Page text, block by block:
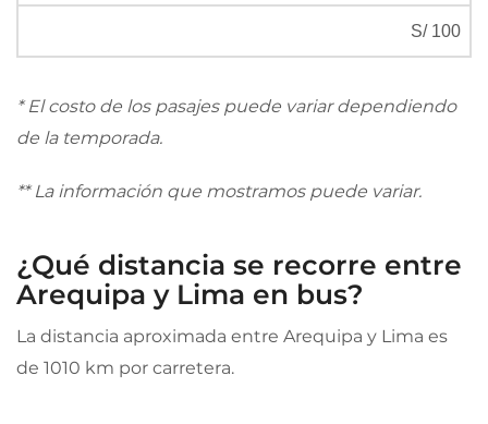
S/ 100
* El costo de los pasajes puede variar dependiendo
de la temporada.
** La información que mostramos puede variar.
¿Qué distancia se recorre entre
Arequipa y Lima en bus?
La distancia aproximada entre Arequipa y Lima es
de 1010 km por carretera.